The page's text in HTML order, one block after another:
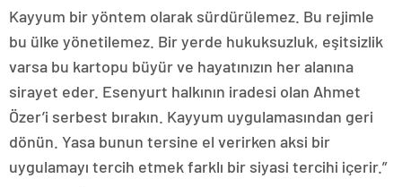
Kayyum bir yöntem olarak sürdürülemez. Bu rejimle
bu ülke yönetilemez. Bir yerde hukuksuzluk, eşitsizlik
varsa bu kartopu büyür ve hayatınızın her alanına
sirayet eder. Esenyurt halkının iradesi olan Ahmet
Özer’i serbest bırakın. Kayyum uygulamasından geri
dönün. Yasa bunun tersine el verirken aksi bir
uygulamayı tercih etmek farklı bir siyasi tercihi içerir.”